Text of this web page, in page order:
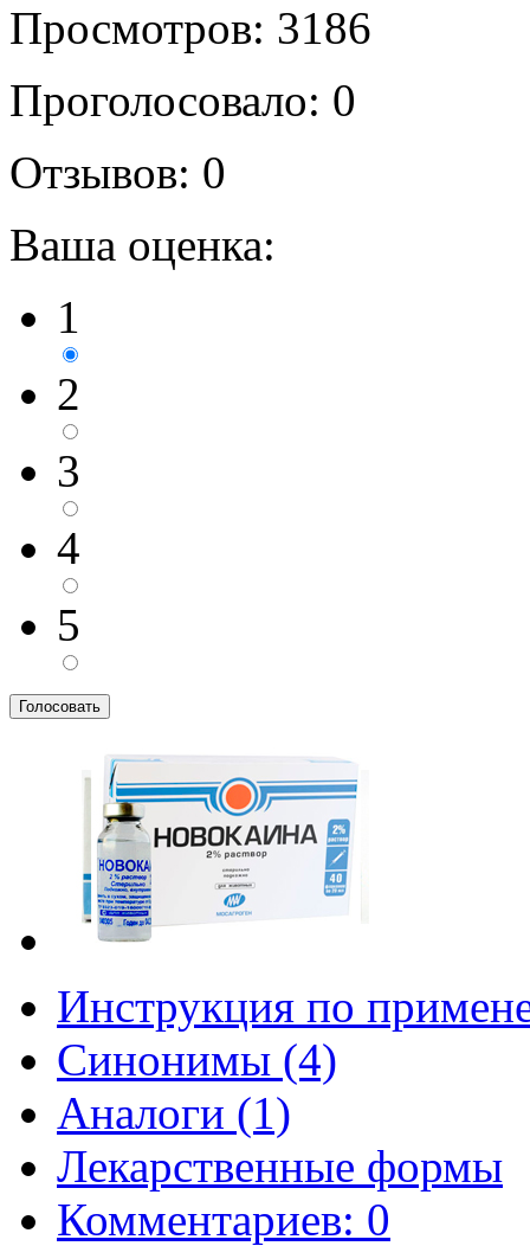
Просмотров: 3186
Проголосовало: 0
Отзывов: 0
Ваша оценка:
1
2
3
4
5
Инструкция по
Синонимы (4)
Аналоги (1)
Лекарственные формы
Комментариев: 0